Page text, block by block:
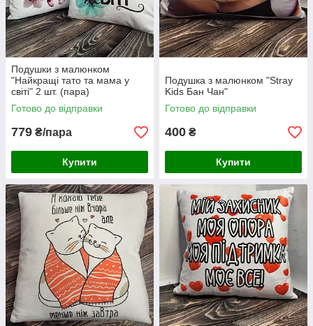
Подушки з малюнком
"Найкращі тато та мама у
світі" 2 шт. (пара)
Готово до відправки
779 ₴/пара
Купити
Подушка з малюнком "Stray
Kids Бан Чан"
Готово до відправки
400 ₴
Купити